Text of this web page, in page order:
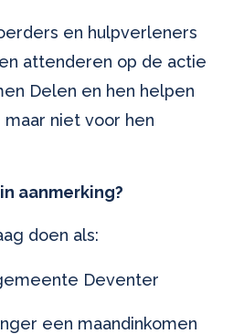
en hulpverleners
attenderen op de actie
Delen en hen helpen
niet voor hen
aanmerking?
doen als:
Deventer
een maandinkomen